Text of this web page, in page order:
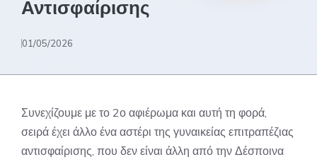
Αντισφαίρισης
01/05/2026
Συνεχίζουμε με το 2ο αφιέρωμα και αυτή τη φορά,
σειρά έχει άλλο ένα αστέρι της γυναικείας επιτραπέζιας
αντισφαίρισης, που δεν είναι άλλη από την Δέσποινα